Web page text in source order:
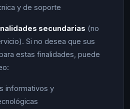
y de soporte
secundarias (no
Si no desea que sus
estas finalidades, puede
informativos y